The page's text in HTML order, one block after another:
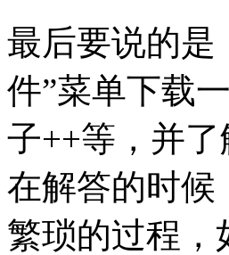
最后要说的是
件”菜单下载
子++等，并
在解答的时候
繁琐的过程，